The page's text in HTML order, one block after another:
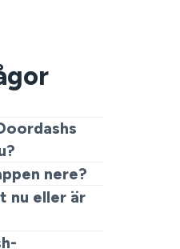
är att
på den här
om
nere?
ta reda på
beror
på
nu eller är